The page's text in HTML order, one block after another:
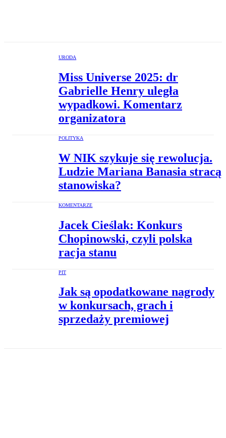
URODA
Miss Universe 2025: dr
Gabrielle Henry uległa
wypadkowi. Komentarz
organizatora
POLITYKA
W NIK szykuje się rewolucja.
Ludzie Mariana Banasia stracą
stanowiska?
KOMENTARZE
Jacek Cieślak: Konkurs
Chopinowski, czyli polska
racja stanu
PIT
Jak są opodatkowane nagrody
w konkursach, grach i
sprzedaży premiowej